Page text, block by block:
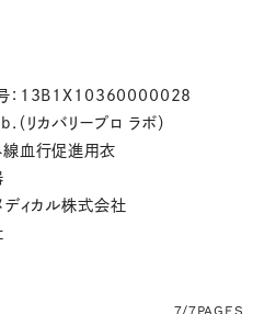
：13B1X10360000028
リカバリープロ ラボ）
線血行促進用衣
ディカル株式会社
7/7PAGES